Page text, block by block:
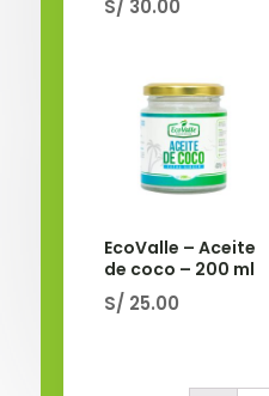
S/ 30.00
EcoValle – Aceite
de coco – 200 ml
S/25.00